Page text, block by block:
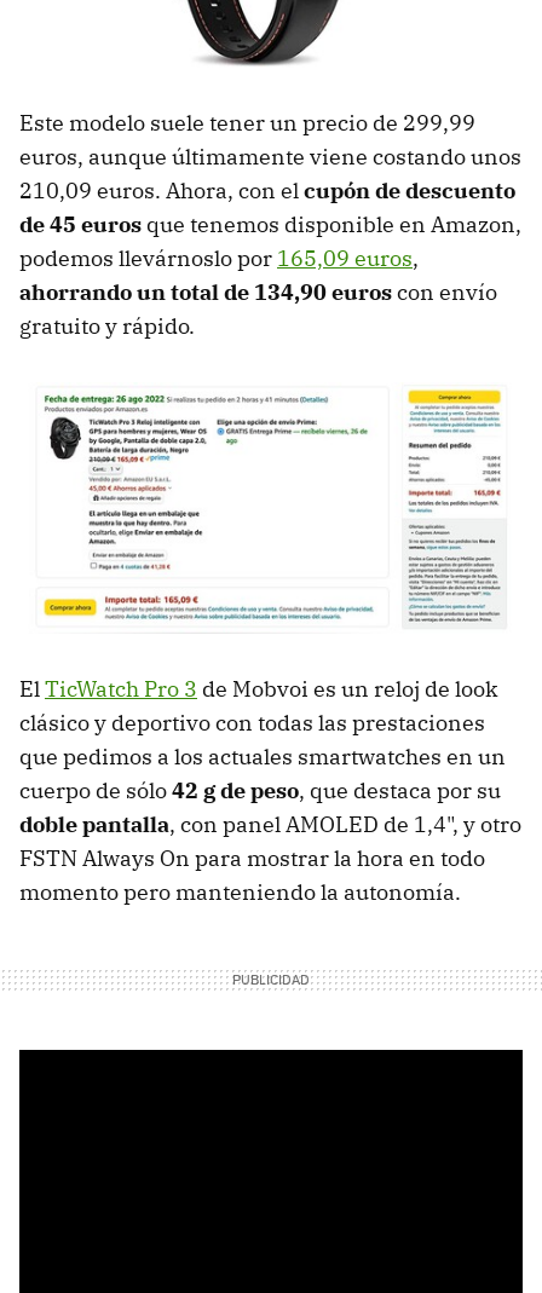
Este modelo suele tener un precio de 299,99
euros, aunque últimamente viene costando unos
210,09 euros. Ahora, con elcupón de descuento
de 45 euros que tenemos disponible en Amazon,
podemos llevárnoslo por 165,09 euros,
ahorrando un total de 134,90 euroscon envío
gratuito y rápido.
ElTicWatch Pro 3 de Mobvoi es un reloj de look
clásico y deportivo con todas las prestaciones
que pedimos a los actuales smartwatches en un
cuerpo de sólo42 g de peso, que destaca por su
doble pantalla, con panel AMOLED de 1,4", y otro
FSTN Always On para mostrar la hora en todo
momento pero manteniendo la autonomía.